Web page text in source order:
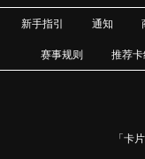
新手指引
通知
赛事规则 推荐卡
「卡